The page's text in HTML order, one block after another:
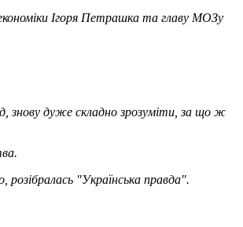
Ігоря Петрашка та главу МОЗу
знову дуже складно зрозуміти, за що ж
розібралась "Українська правда".